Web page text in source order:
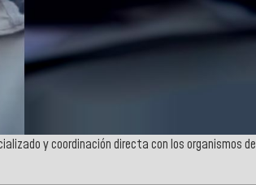
y coordinación directa con los organismos de